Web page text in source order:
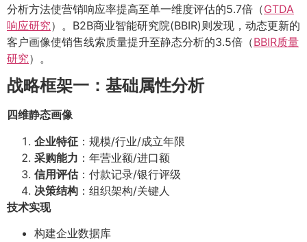
分析方法使营销响应率提高至单一维度评估的5.7倍（GTDA
响应研究）。B2B商业智能研究院(BBIR)则发现，动态更新的
客户画像使销售线索质量提升至静态分析的3.5倍（BBIR质量
研究）。
战略框架一：基础属性分析
四维静态画像
企业特征 ：规模/行业/成立年限
采购能力 ：年营业额/进口额
信用评估：付款记录/银行评级
决策结构 ：组织架构/关键人
技术实现
构建企业数据库